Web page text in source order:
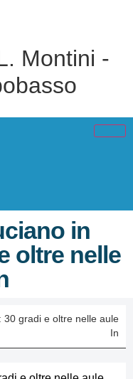
Montini -
in
oltre nelle
30 gradi e oltre nelle aule
In